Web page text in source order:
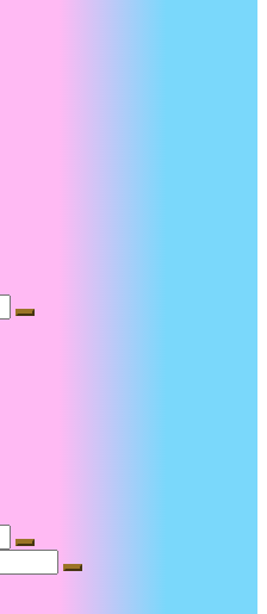
Suche
Suche
Suche